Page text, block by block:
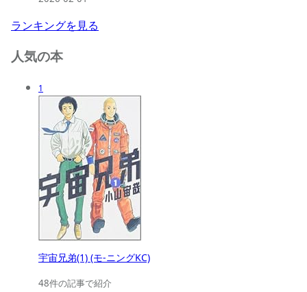
ランキングを見る
人気の本
1
宇宙兄弟(1) (モ-ニングKC)
48件の記事で紹介